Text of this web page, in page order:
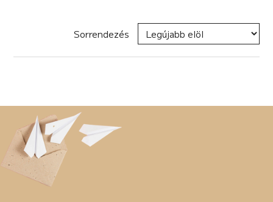
Sorozat
Címke
Sorrendezés